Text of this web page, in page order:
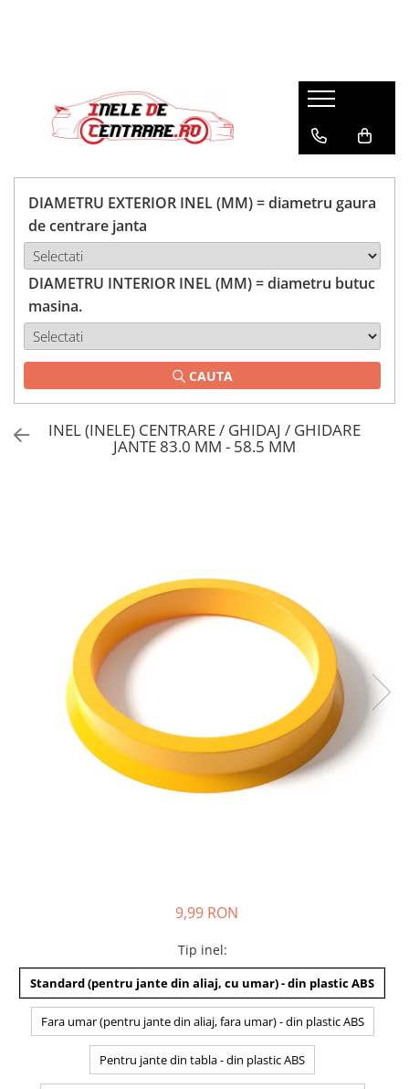
DIAMETRU EXTERIOR INEL (MM) = diametru gaura
de centrare janta
DIAMETRU INTERIOR INEL (MM) = diametru butuc
masina.
CAUTA
INEL (INELE) CENTRARE / GHIDAJ / GHIDARE
JANTE 83.0 MM - 58.5 MM
9,99 RON
Tip inel:
Standard (pentru jante din aliaj, cu umar) - din plastic ABS
Fara umar (pentru jante din aliaj, fara umar) - din plastic ABS
Pentru jante din tabla - din plastic ABS